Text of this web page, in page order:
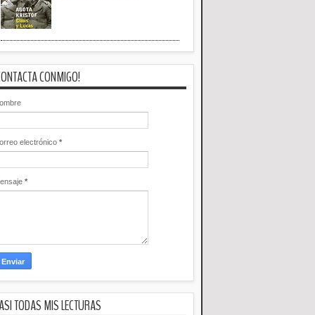
CONMIGO!
electrónico *
*
TODAS MIS LECTURAS